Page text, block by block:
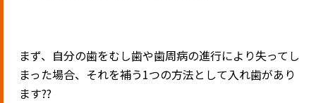
まず、自分の歯をむし歯や歯周病の進行により失ってし
まった場合、それを補う1つの方法として入れ歯があり
ます??